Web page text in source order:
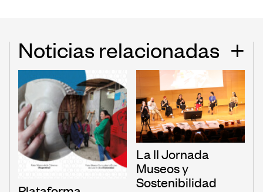
Noticias relacionadas +
La II Jornada
Museos y
Sostenibilidad